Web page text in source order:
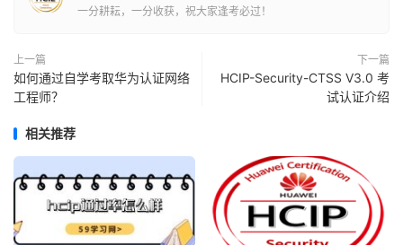
一分耕耘，一分收获，祝大家逢考必过！
上一篇
如何通过自学考取华为认证网络
工程师？
下一篇
HCIP-Security-CTSS V3.0 考
试认证介绍
相关推荐